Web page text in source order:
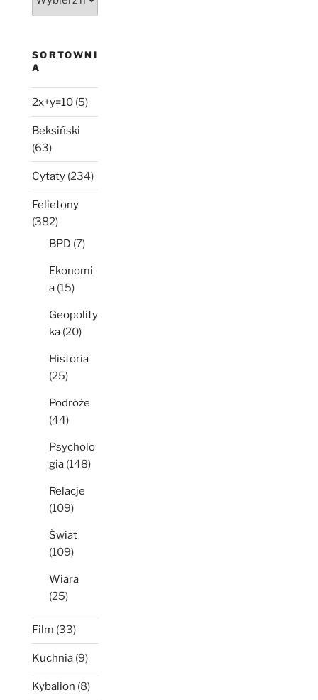
SORTOWNI
A
2x+y=10 (5)
Beksiński
(63)
Cytaty (234)
Felietony
(382)
BPD (7)
Ekonomi
a (15)
Geopolity
ka (20)
Historia
(25)
Podróże
(44)
Psycholo
gia (148)
Relacje
(109)
Świat
(109)
Wiara
(25)
Film (33)
Kuchnia (9)
Kybalion (8)